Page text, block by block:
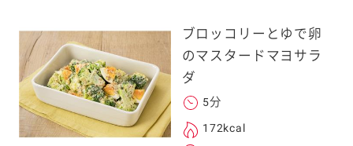
ブロッコリーとゆで卵
のマスタードマヨサラ
ダ
5分
172kcal